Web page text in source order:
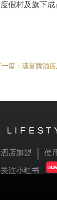
假村及旗下
篇： 璞富腾酒
酒店加盟 使
关注小红书